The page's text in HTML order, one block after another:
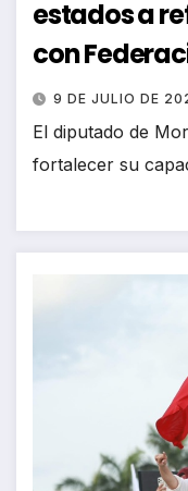
estados a
con
9 DE JULIO DE
El diputado de
fortalecer su